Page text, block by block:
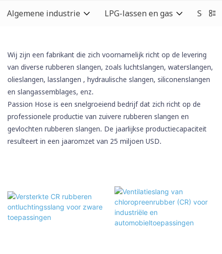
Algemene industrie LPG-lassen en gas
Wij zijn een fabrikant die zich voornamelijk richt op de levering
van diverse rubberen slangen, zoals luchtslangen, waterslangen,
olieslangen, lasslangen , hydraulische slangen, siliconenslangen
en slangassemblages, enz.
Passion Hose is een snelgroeiend bedrijf dat zich richt op de
professionele productie van zuivere rubberen slangen en
gevlochten rubberen slangen. De jaarlijkse productiecapaciteit
resulteert in een jaaromzet van 25 miljoen USD.